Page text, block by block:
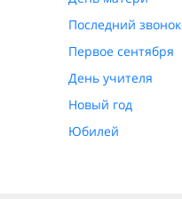
Последний звонок
Первое сентября
День учителя
Новый год
Юбилей